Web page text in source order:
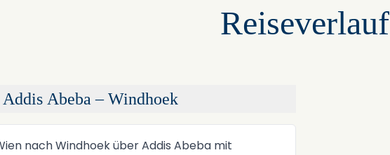
Reiseverlauf
Abeba – Windhoek
nach Windhoek über Addis Abeba mit